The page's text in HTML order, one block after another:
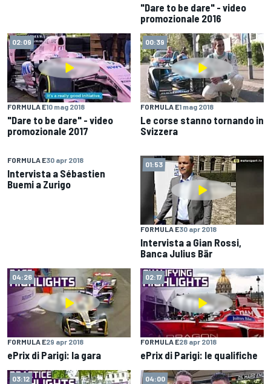
"Dare to be dare" - video
promozionale 2016
02:09
FORMULA E10 mag 2018
"Dare to be dare" - video
promozionale 2017
00:39
FORMULA E1 mag 2018
Le corse stanno tornando in
Svizzera
01:15
FORMULA E30 apr 2018
Intervista a Sébastien
Buemi a Zurigo
01:53
FORMULA E30 apr 2018
Intervista a Gian Rossi,
Banca Julius Bär
04:26
FORMULA E29 apr 2018
ePrix di Parigi: la gara
02:17
FORMULA E28 apr 2018
ePrix di Parigi: le qualifiche
03:12 04:00